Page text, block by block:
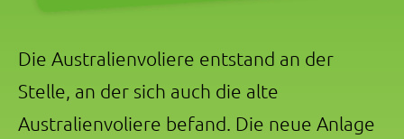
Die Australienvoliere entstand an der
Stelle, an der sich auch die alte
Australienvoliere befand. Die neue Anlage